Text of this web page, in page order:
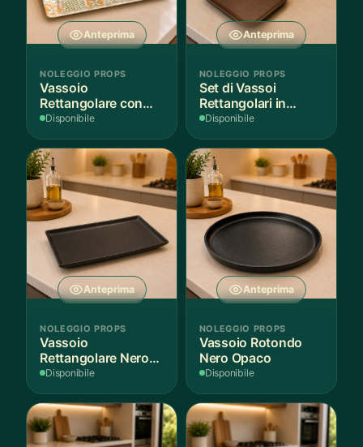
Anteprima
NOLEGGIO PROPS
Vassoio
Rettangolare con
Fantasia
Disponibile
Anteprima
NOLEGGIO PROPS
Set di Vassoi
Rettangolari in
Finitura Legno
Disponibile
Anteprima
NOLEGGIO PROPS
Vassoio
Rettangolare Nero
Opaco
Disponibile
Anteprima
NOLEGGIO PROPS
Vassoio Rotondo
Nero Opaco
Disponibile